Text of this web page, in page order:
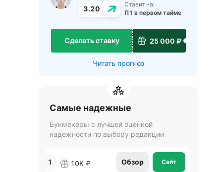
3.20
Ставит на:
П1 в первом тайме
Сделать ставку 25 000 ₽
Читать прогноз
Самые надежные
Букмекеры с лучшей оценкой
надежности по выбору редакции
1 10К ₽ Обзор Сайт